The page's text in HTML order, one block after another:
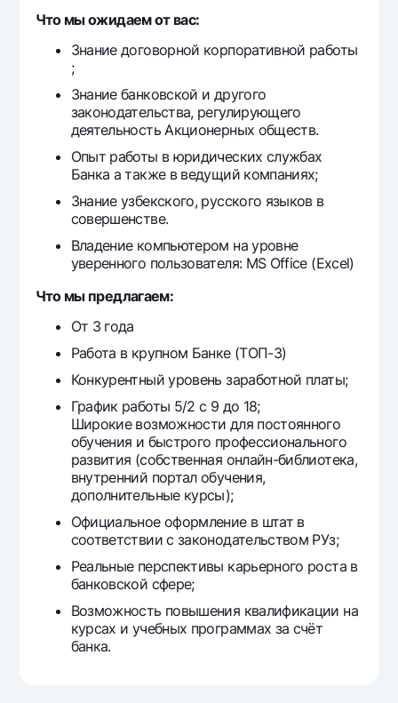
Что мы ожидаем от вас:
Знание договорной корпоративной работы
;
Знание банковской и другого
законодательства, регулирующего
деятельность Акционерных обществ.
Опыт работы в юридических службах
Банка а также в ведущий компаниях;
Знание узбекского, русского языков в
совершенстве.
Владение компьютером на уровне
уверенного пользователя: MS Office (Excel)
Что мы предлагаем:
От 3 года
Работа в крупном Банке (ТОП-3)
Конкурентный уровень заработной платы;
График работы 5/2 с 9 до 18;
Широкие возможности для постоянного
обучения и быстрого профессионального
развития (собственная онлайн-библиотека,
внутренний портал обучения,
дополнительные курсы);
Официальное оформление в штат в
соответствии с законодательством РУз;
Реальные перспективы карьерного роста в
банковской сфере;
Возможность повышения квалификации на
курсах и учебных программах за счёт
банка.